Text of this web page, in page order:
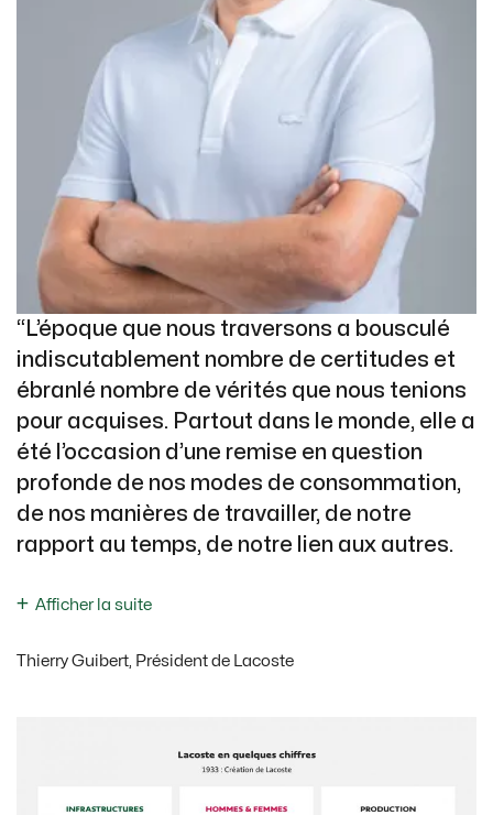
“L’époque que nous traversons a bousculé
indiscutablement nombre de certitudes et
ébranlé nombre de vérités que nous tenions
pour acquises. Partout dans le monde, elle a
été l’occasion d’une remise en question
profonde de nos modes de consommation,
de nos manières de travailler, de notre
rapport au temps, de notre lien aux autres.
Afficher la suite
Thierry Guibert, Président de Lacoste